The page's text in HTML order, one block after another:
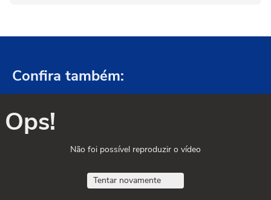
Confira também:
Ops!
Não foi possível reproduzir o vídeo
Tentar novamente